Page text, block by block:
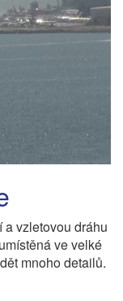
vzletovou dráhu
ve velké
mnoho detailů.